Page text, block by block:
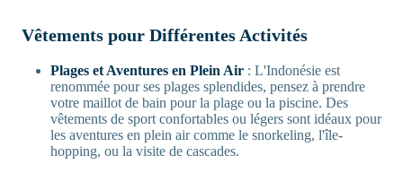
Vêtements pour Différentes Activités
Plages et Aventures en Plein Air : L'Indonésie est
renommée pour ses plages splendides, pensez à prendre
votre maillot de bain pour la plage ou la piscine. Des
vêtements de sport confortables ou légers sont idéaux pour
les aventures en plein air comme le snorkeling, l'île-
hopping, ou la visite de cascades.